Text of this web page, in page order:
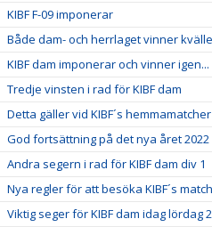
KIBF F-09 imponerar
Både dam- och herrlaget vinner
KIBF dam imponerar och vinner igen...
Tredje vinsten i rad för KIBF dam
Detta gäller vid KIBF´s
God fortsättning på det nya året 2022
Andra segern i rad för KIBF dam div 1
Nya regler för att besöka KIBF´s
Viktig seger för KIBF dam idag lördag